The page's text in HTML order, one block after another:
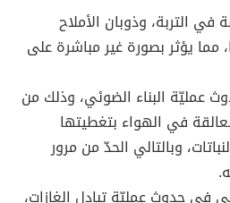
التربة، وذوبان الأملاح
مما يؤثر بصورة غير مباشرة على
عمليّة البناء الضوئي، وذلك من
في الهواء بتغطيتها
وبالتالي الحدّ من مرور
في حدوث عمليّة تبادل الغازات،